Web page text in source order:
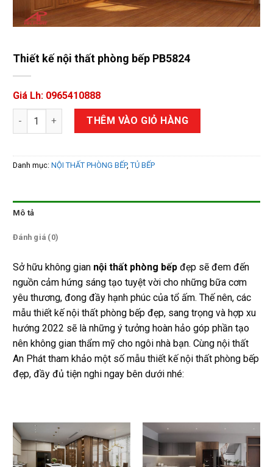
Thiết kế nội thất phòng bếp PB5824
Giá Lh: 0965410888
Thiết kế nội thất phòng bếp PB5824 số lượng
THÊM VÀO GIỎ HÀNG
Danh mục: NỘI THẤT PHÒNG BẾP, TỦ BẾP
Mô tả
Đánh giá (0)
Sở hữu không gian nội thất phòng bếp đẹp sẽ đem đến
nguồn cảm hứng sáng tạo tuyệt vời cho những bữa cơm
yêu thương, đong đầy hạnh phúc của tổ ấm. Thế nên, các
mẫu thiết kế nội thất phòng bếp đẹp, sang trọng và hợp xu
hướng 2022 sẽ là những ý tưởng hoàn hảo góp phần tạo
nên không gian thẩm mỹ cho ngôi nhà bạn. Cùng nội thất
An Phát tham khảo một số mẫu thiết kế nội thất phòng bếp
đẹp, đầy đủ tiện nghi ngay bên dưới nhé: